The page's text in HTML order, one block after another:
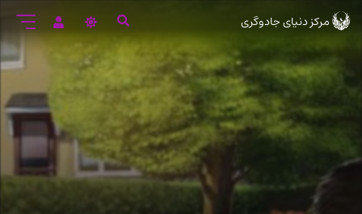
ورود
مرکز دنیای جادوگری